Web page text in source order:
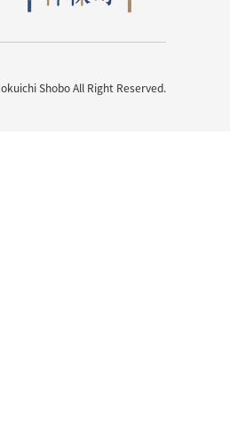
Shobo All Right Reserved.